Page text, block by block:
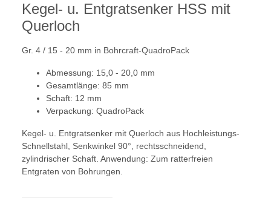
Kegel- u. Entgratsenker HSS mit
Querloch
Gr. 4 / 15 - 20 mm in Bohrcraft-QuadroPack
Abmessung: 15,0 - 20,0 mm
Gesamtlänge: 85 mm
Schaft: 12 mm
Verpackung: QuadroPack
Kegel- u. Entgratsenker mit Querloch aus Hochleistungs-
Schnellstahl, Senkwinkel 90°, rechtsschneidend,
zylindrischer Schaft. Anwendung: Zum ratterfreien
Entgraten von Bohrungen.